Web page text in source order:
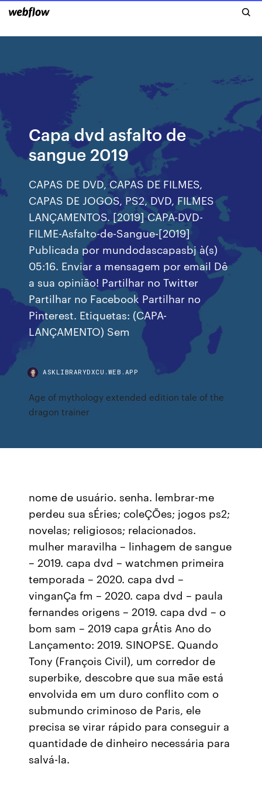
Capa dvd asfalto de
sangue 2019
CAPAS DE DVD, CAPAS DE FILMES,
CAPAS DE JOGOS, PS2, DVD, FILMES
LANÇAMENTOS. [2019] CAPA-DVD-
FILME-Asfalto-de-Sangue-[2019]
Publicada por mundodascapasbj à(s)
05:16. Enviar a mensagem por email Dê
a sua opinião! Partilhar no Twitter
Partilhar no Facebook Partilhar no
Pinterest. Etiquetas: (CAPA-
LANÇAMENTO) Sem
ASKLIBRARYDXCU.WEB.APP
Age of mythology extended edition tale of the
dragon trainer
nome de usuário. senha. lembrar-me
perdeu sua sÉries; coleÇÕes; jogos ps2;
novelas; religiosos; relacionados.
mulher maravilha – linhagem de sangue
– 2019. capa dvd – watchmen primeira
temporada – 2020. capa dvd –
vinganÇa fm – 2020. capa dvd – paula
fernandes origens – 2019. capa dvd – o
bom sam – 2019 capa grÁtis Ano do
Lançamento: 2019. SINOPSE. Quando
Tony (François Civil), um corredor de
superbike, descobre que sua mãe está
envolvida em um duro conflito com o
submundo criminoso de Paris, ele
precisa se virar rápido para conseguir a
quantidade de dinheiro necessária para
salvá-la.